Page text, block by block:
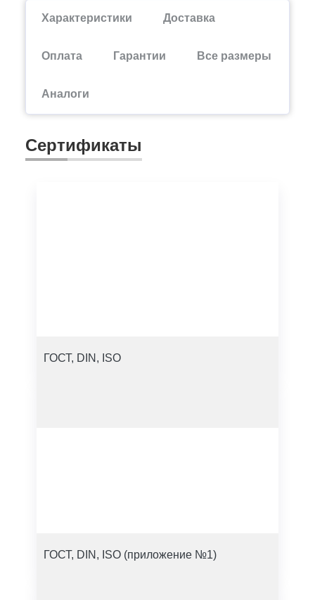
Характеристики Доставка
Оплата Гарантии Все размеры
Аналоги
Сертификаты
ГОСТ, DIN, ISO
ГОСТ, DIN, ISO (приложение №1)